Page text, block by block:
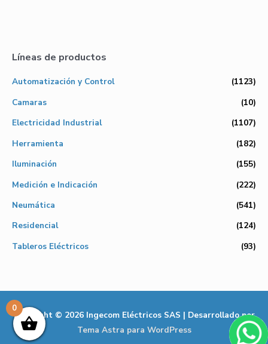
Líneas de productos
Automatización y Control
(1123)
Camaras
(10)
Electricidad Industrial
(1107)
Herramienta
(182)
Iluminación
(155)
Medición e Indicación
(222)
Neumática
(541)
Residencial
(124)
Tableros Eléctricos
(93)
Copyright © 2026 Ingecom Eléctricos SAS | Desarrollado por
Tema Astra para WordPress
0